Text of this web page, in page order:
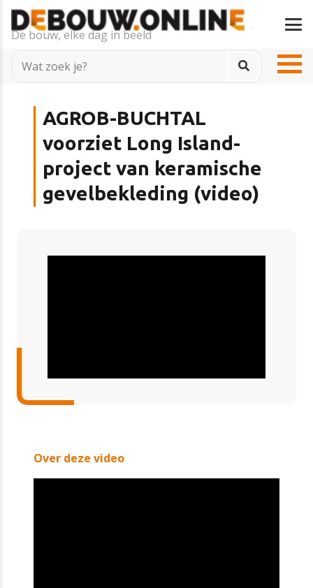
De bouw, elke dag in beeld
AGROB-BUCHTAL
voorziet Long Island-
project van keramische
gevelbekleding (video)
Over deze video